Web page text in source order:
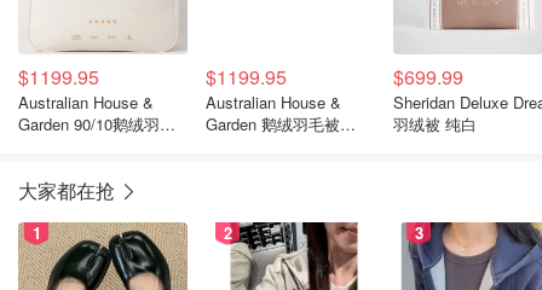
$1199.95
Australian House &
Garden 90/10鹅绒羽绒
$1199.95
Australian House &
Garden 鹅绒羽毛被
$699.99
Sheridan Deluxe
羽绒被 纯白
大家都在抢
1 2 3